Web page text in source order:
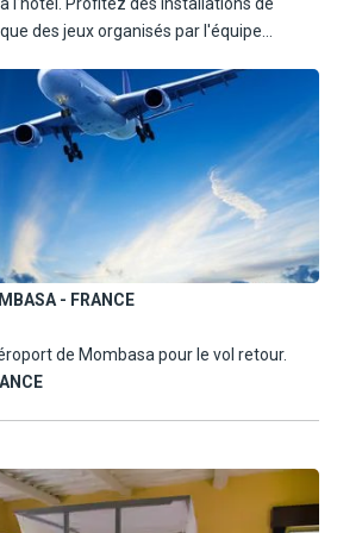
des jeux organisés par l'équipe
- FRANCE
de Mombasa pour le vol retour.